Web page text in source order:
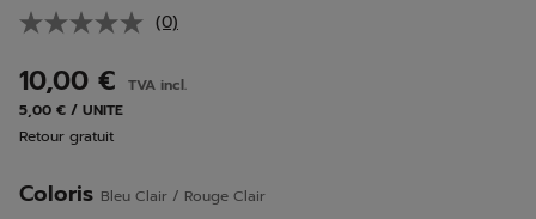
Aucune
notation.
page.
(0)
10,00 €
TVA incl.
5,00 € / UNITE
Retour gratuit
Coloris Bleu Clair / Rouge Clair